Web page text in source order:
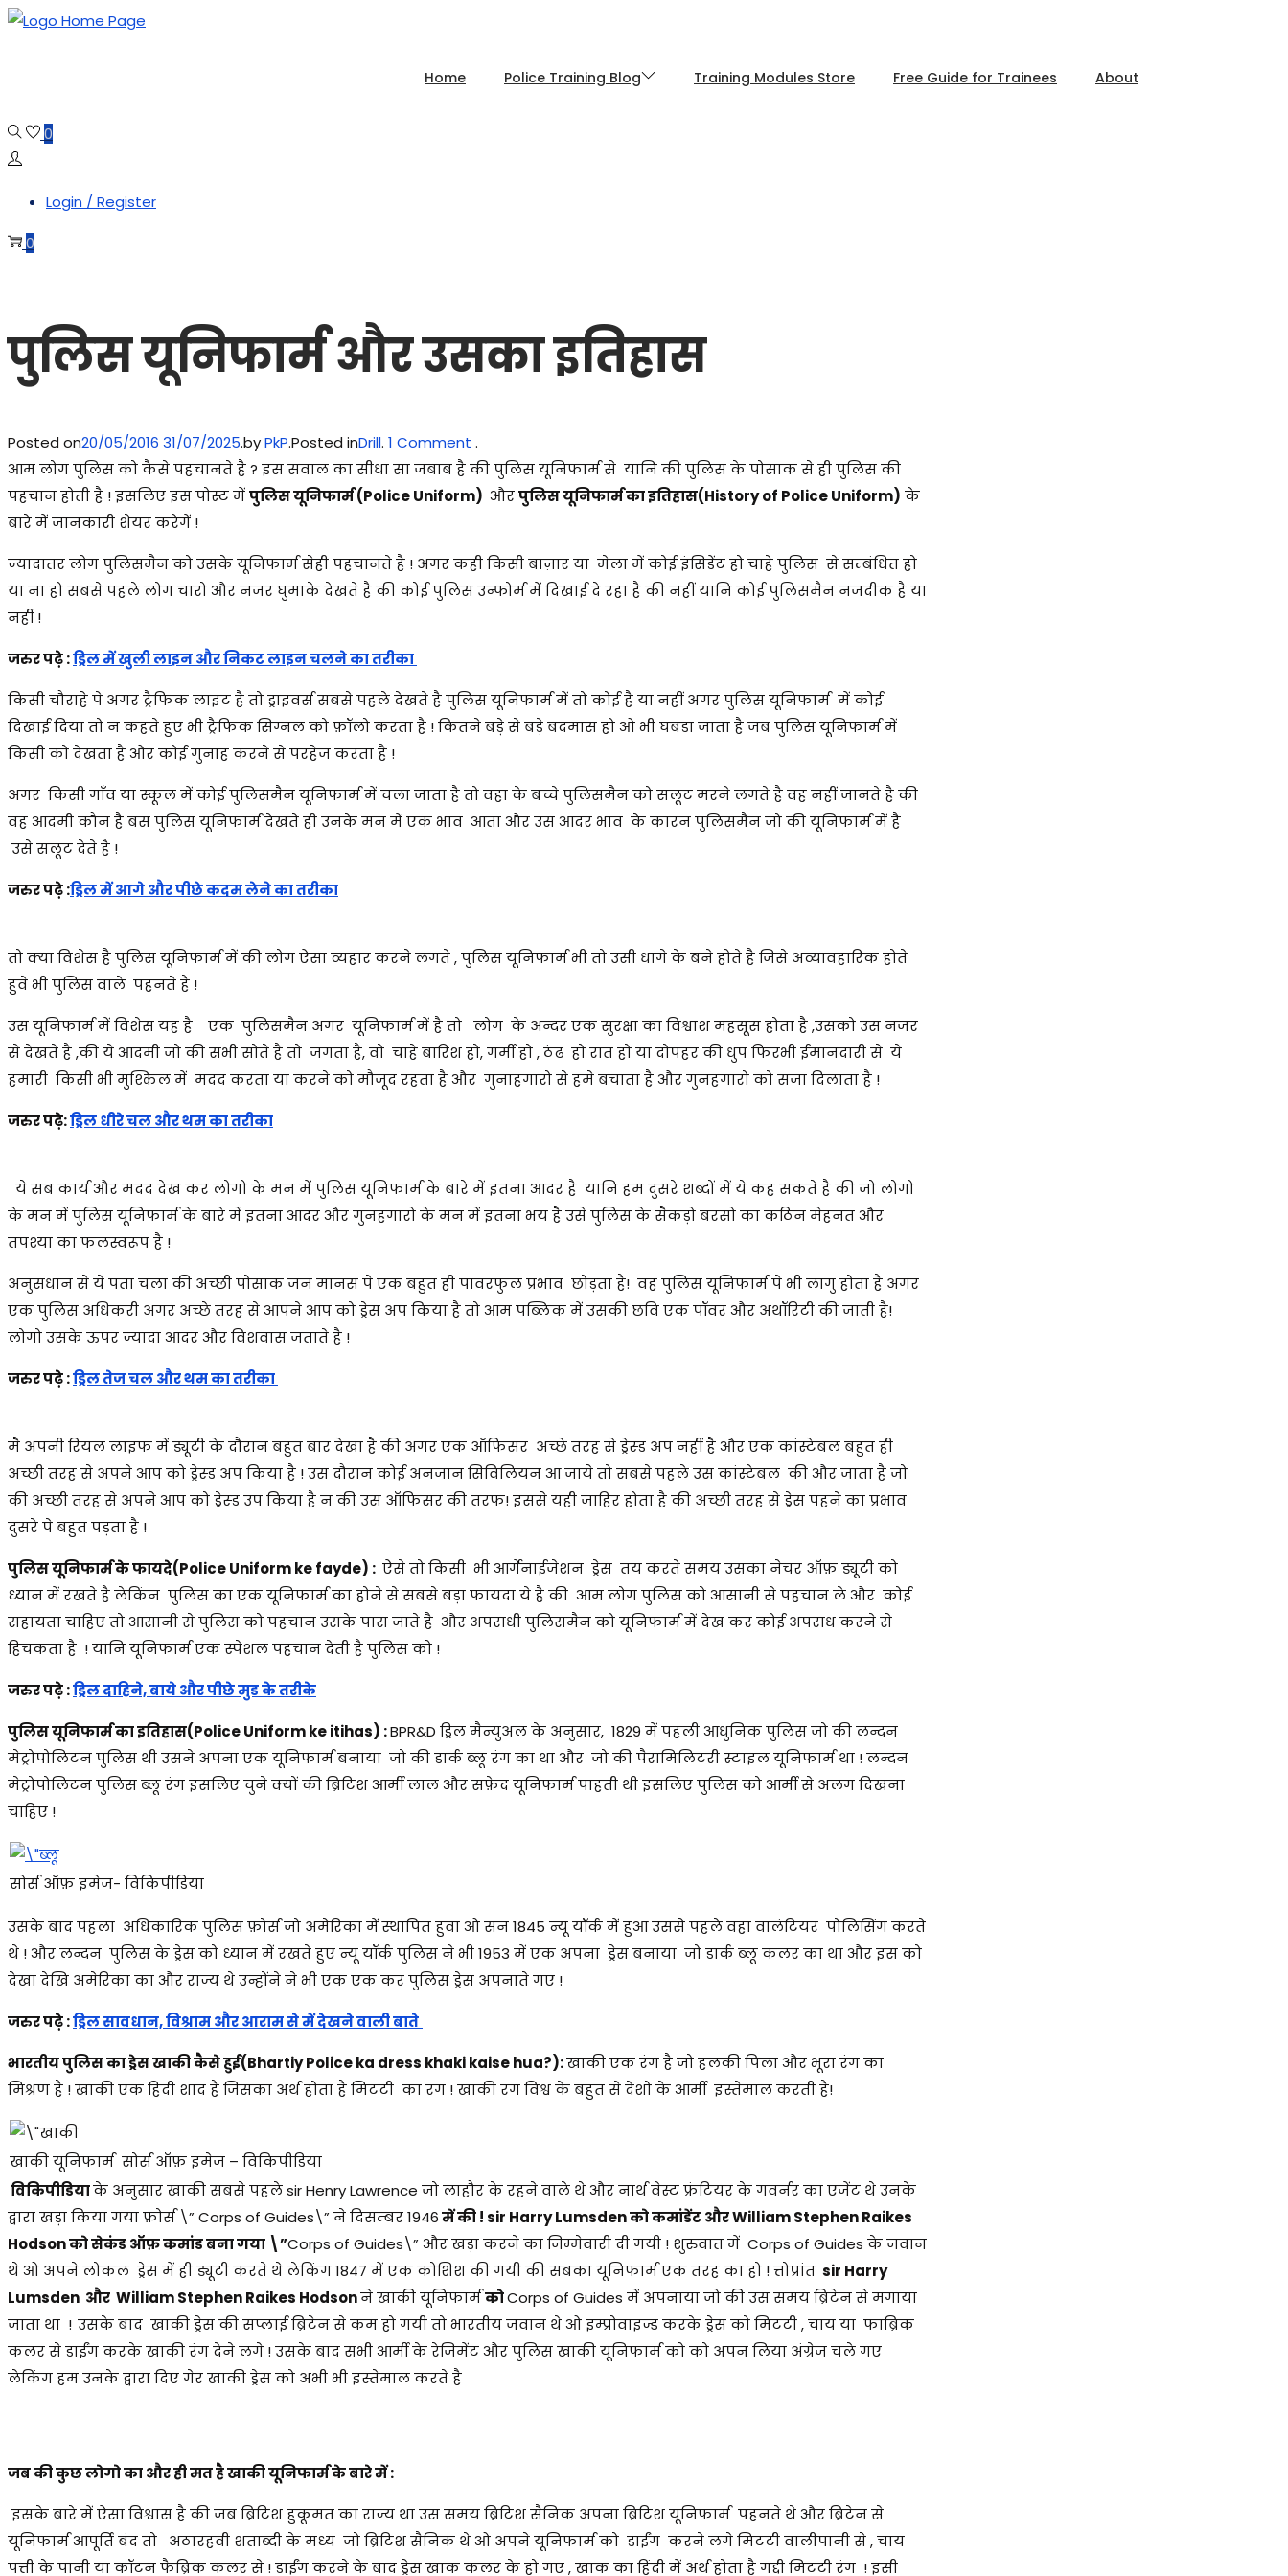
Skip
Skip
Home Police Training Blog Training Modules Store Free Guide for Trainees About
0
Login / Register
0
पुलिस यूनिफार्म और उसका इतिहास
Posted on20/05/2016 31/07/2025.byPkP.Posted inDrill. 1 Comment .
आम लोग पुलिस को कैसे पहचानते है ? इस सवाल का सीधा सा जबाब है की पुलिस यूनिफार्म से यानि की पुलिस के पोसाक से ही पुलिस की
पहचान होती है ! इसलिए इस पोस्ट मेंपुलिस यूनिफार्म (Police Uniform) औरपुलिस यूनिफार्म का इतिहास(History of Police Uniform) के
बारे में जानकारी शेयर करेगें !
ज्यादातर लोग पुलिसमैन को उसके यूनिफार्म सेही पहचानते है ! अगर कही किसी बाज़ार या मेला में कोई इंसिडेंट हो चाहे पुलिस से सम्बंधित हो
या ना हो सबसे पहले लोग चारो और नजर घुमाके देखते है की कोई पुलिस उन्फोर्म में दिखाई दे रहा है की नहीं यानि कोई पुलिसमैन नजदीक है या
नहीं !
जरुर पढ़े :ड्रिल में खुली लाइन और निकट लाइन चलने का तरीका
किसी चौराहे पे अगर ट्रैफिक लाइट है तो ड्राइवर्स सबसे पहले देखते है पुलिस यूनिफार्म में तो कोई है या नहीं अगर पुलिस यूनिफार्म में कोई
दिखाई दिया तो न कहते हुए भी ट्रैफिक सिग्नल को फ़ॉलो करता है ! कितने बड़े से बड़े बदमास हो ओ भी घबडा जाता है जब पुलिस यूनिफार्म में
किसी को देखता है और कोई गुनाह करने से परहेज करता है !
अगर किसी गाँव या स्कूल में कोई पुलिसमैन यूनिफार्म में चला जाता है तो वहा के बच्चे पुलिसमैन को सलूट मरने लगते है वह नहीं जानते है की
वह आदमी कौन है बस पुलिस यूनिफार्म देखते ही उनके मन में एक भाव आता और उस आदर भाव के कारन पुलिसमैन जो की यूनिफार्म में है
उसे सलूट देते है !
जरुर पढ़े :ड्रिल में आगे और पीछे कदम लेने का तरीका
तो क्या विशेस है पुलिस यूनिफार्म में की लोग ऐसा व्यहार करने लगते , पुलिस यूनिफार्म भी तो उसी धागे के बने होते है जिसे अव्यावहारिक होते
हुवे भी पुलिस वाले पहनते है !
उस यूनिफार्म में विशेस यह है एक पुलिसमैन अगर यूनिफार्म में है तो लोग के अन्दर एक सुरक्षा का विश्वाश महसूस होता है ,उसको उस नजर
से देखते है ,की ये आदमी जो की सभी सोते है तो जगता है, वो चाहे बारिश हो, गर्मी हो , ठंढ हो रात हो या दोपहर की धुप फिरभी ईमानदारी से ये
हमारी किसी भी मुश्किल में मदद करता या करने को मौजूद रहता है और गुनाहगारो से हमे बचाता है और गुनहगारो को सजा दिलाता है !
जरुर पढ़े:ड्रिल धीरे चल और थम का तरीका
ये सब कार्य और मदद देख कर लोगो के मन में पुलिस यूनिफार्म के बारे में इतना आदर है यानि हम दुसरे शब्दों में ये कह सकते है की जो लोगो
के मन में पुलिस यूनिफार्म के बारे में इतना आदर और गुनहगारो के मन में इतना भय है उसे पुलिस के सैकड़ो बरसो का कठिन मेहनत और
तपश्या का फलस्वरूप है !
अनुसंधान से ये पता चला की अच्छी पोसाक जन मानस पे एक बहुत ही पावरफुल प्रभाव छोड़ता है! वह पुलिस यूनिफार्म पे भी लागु होता है अगर
एक पुलिस अधिकरी अगर अच्छे तरह से आपने आप को ड्रेस अप किया है तो आम पब्लिक में उसकी छवि एक पॉवर और अथॉरिटी की जाती है!
लोगो उसके ऊपर ज्यादा आदर और विशवास जताते है !
जरुर पढ़े :ड्रिल तेज चल और थम का तरीका
मै अपनी रियल लाइफ में ड्यूटी के दौरान बहुत बार देखा है की अगर एक ऑफिसर अच्छे तरह से ड्रेस्ड अप नहीं है और एक कांस्टेबल बहुत ही
अच्छी तरह से अपने आप को ड्रेस्ड अप किया है ! उस दौरान कोई अनजान सिविलियन आ जाये तो सबसे पहले उस कांस्टेबल की और जाता है जो
की अच्छी तरह से अपने आप को ड्रेस्ड उप किया है न की उस ऑफिसर की तरफ! इससे यही जाहिर होता है की अच्छी तरह से ड्रेस पहने का प्रभाव
दुसरे पे बहुत पड़ता है !
पुलिस यूनिफार्म के फायदे(Police Uniform ke fayde) : ऐसे तो किसी भी आर्गेनाईजेशन ड्रेस तय करते समय उसका नेचर ऑफ़ ड्यूटी को
ध्यान में रखते है लेकिंन पुलिस का एक यूनिफार्म का होने से सबसे बड़ा फायदा ये है की आम लोग पुलिस को आसानी से पहचान ले और कोई
सहायता चाहिए तो आसानी से पुलिस को पहचान उसके पास जाते है और अपराधी पुलिसमैन को यूनिफार्म में देख कर कोई अपराध करने से
हिचकता है ! यानि यूनिफार्म एक स्पेशल पहचान देती है पुलिस को !
जरुर पढ़े :ड्रिल दाहिने, बाये और पीछे मुड के तरीके
पुलिस यूनिफार्म का इतिहास(Police Uniform ke itihas) :BPR&D ड्रिल मैन्युअल के अनुसार, 1829 में पहली आधुनिक पुलिस जो की लन्दन
मेट्रोपोलिटन पुलिस थी उसने अपना एक यूनिफार्म बनाया जो की डार्क ब्लू रंग का था और जो की पैरामिलिटरी स्टाइल यूनिफार्म था ! लन्दन
मेट्रोपोलिटन पुलिस ब्लू रंग इसलिए चुने क्यों की ब्रिटिश आर्मी लाल और सफ़ेद यूनिफार्म पाहती थी इसलिए पुलिस को आर्मी से अलग दिखना
चाहिए !
सोर्स ऑफ़ इमेज- विकिपीडिया
उसके बाद पहला अधिकारिक पुलिस फ़ोर्स जो अमेरिका में स्थापित हुवा ओ सन 1845 न्यू यॉर्क में हुआ उससे पहले वहा वालंटियर पोलिसिंग करते
थे ! और लन्दन पुलिस के ड्रेस को ध्यान में रखते हुए न्यू यॉर्क पुलिस ने भी 1953 में एक अपना ड्रेस बनाया जो डार्क ब्लू कलर का था और इस को
देखा देखि अमेरिका का और राज्य थे उन्होंने ने भी एक एक कर पुलिस ड्रेस अपनाते गए !
जरुर पढ़े :ड्रिल सावधान, विश्राम और आराम से में देखने वाली बाते
भारतीय पुलिस का ड्रेस खाकी कैसे हुई(Bhartiy Police ka dress khaki kaise hua?):खाकी एक रंग है जो हलकी पिला और भूरा रंग का
मिश्रण है ! खाकी एक हिंदी शाद है जिसका अर्थ होता है मिटटी का रंग ! खाकी रंग विश्व के बहुत से देशो के आर्मी इस्तेमाल करती है!
खाकी यूनिफार्म सोर्स ऑफ़ इमेज – विकिपीडिया
विकिपीडियाके अनुसार खाकी सबसे पहले sir Henry Lawrence जो लाहौर के रहने वाले थे और नार्थ वेस्ट फ्रंटियर के गवर्नर का एजेंट थे उनके
द्वारा खड़ा किया गया फ़ोर्स \” Corps of Guides\” ने दिसम्बर 1946में की ! sir Harry Lumsden को कमांडेंट और William Stephen Raikes
Hodson को सेकंड ऑफ़ कमांड बना गया \”Corps of Guides\” और खड़ा करने का जिम्मेवारी दी गयी ! शुरुवात में Corps of Guides के जवान
थे ओ अपने लोकल ड्रेस में ही ड्यूटी करते थे लेकिंग 1847 में एक कोशिश की गयी की सबका यूनिफार्म एक तरह का हो ! त्तोप्रांत sir Harry
Lumsden और William Stephen Raikes Hodsonने खाकी यूनिफार्मकोCorps of Guides में अपनाया जो की उस समय ब्रिटेन से मगाया
जाता था ! उसके बाद खाकी ड्रेस की सप्लाई ब्रिटेन से कम हो गयी तो भारतीय जवान थे ओ इम्प्रोवाइज्ड करके ड्रेस को मिटटी , चाय या फाब्रिक
कलर से डाईंग करके खाकी रंग देने लगे ! उसके बाद सभी आर्मी के रेजिमेंट और पुलिस खाकी यूनिफार्म को को अपन लिया अंग्रेज चले गए
लेकिंग हम उनके द्वारा दिए गेर खाकी ड्रेस को अभी भी इस्तेमाल करते है
जब की कुछ लोगो का और ही मत है खाकी यूनिफार्म के बारे में :
इसके बारे में ऐसा विश्वास है की जब ब्रिटिश हुकूमत का राज्य था उस समय ब्रिटिश सैनिक अपना ब्रिटिश यूनिफार्म पहनते थे और ब्रिटेन से
यूनिफार्म आपूर्ति बंद तो अठारहवी शताब्दी के मध्य जो ब्रिटिश सैनिक थे ओ अपने यूनिफार्म को डाईंग करने लगे मिटटी वालीपानी से , चाय
पत्ती के पानी या कॉटन फैब्रिक कलर से ! डाईंग करने के बाद ड्रेस खाक कलर के हो गए , खाक का हिंदी में अर्थ होता है गद्दी मिटटी रंग ! इसी